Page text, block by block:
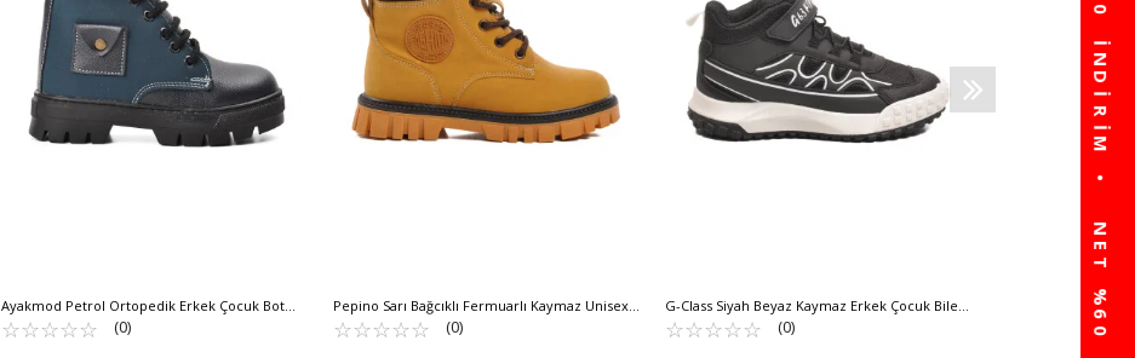
Ayakmod Petrol Ortopedik Erkek Çocuk Bot
2301003 P
☆☆☆☆☆
★★★★★ (0)
Pepino Sarı Bağcıklı Fermuarlı Kaymaz Unisex
Çocuk Bot 1782 P
☆☆☆☆☆
★★★★★ (0)
G-Class Siyah Beyaz Kaymaz Erkek Çocuk Bilek
Boy Bot 2027 F
☆☆☆☆☆
★★★★★ (0)
64,81 USD